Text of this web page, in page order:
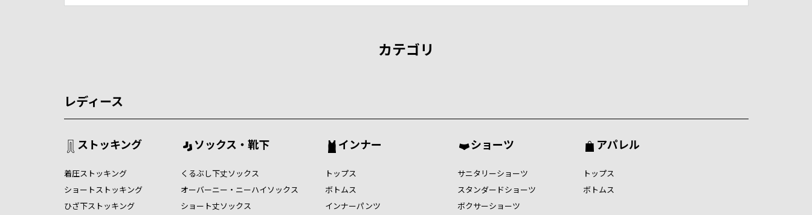
カテゴリ
レディース
ストッキング
着圧ストッキング
ショートストッキング
ひざ下ストッキング
ソックス・靴下
くるぶし下丈ソックス
オーバーニー・ニーハイソックス
ショート丈ソックス
インナー
トップス
ボトムス
インナーパンツ
ショーツ
サニタリーショーツ
スタンダードショーツ
ボクサーショーツ
アパレル
トップス
ボトムス